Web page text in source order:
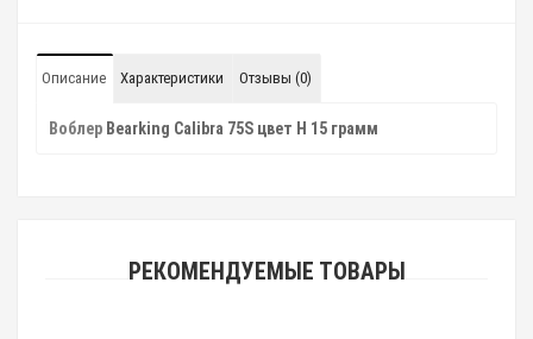
Описание Характеристики Отзывы (0)
Воблер Bearking Calibra 75S цвет H 15 грамм
РЕКОМЕНДУЕМЫЕ ТОВАРЫ